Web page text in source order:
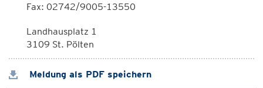
Fax: 02742/9005-13550
Landhausplatz 1
3109 St. Pölten
Meldung als PDF speichern